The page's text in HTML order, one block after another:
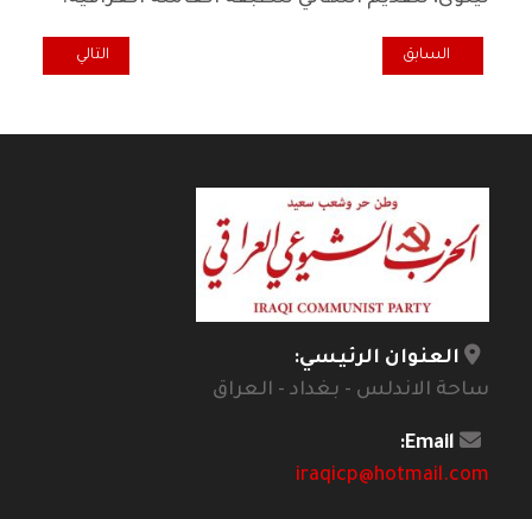
المقال السابق: أهالي سوق الشيوخ يتظاهرون مطالبين بتحسين واقع
السابق المقال التالي: إحصائية:100 ألف إيزيدي غادروا العراق وقرابة 3 آلاف
التالي
العنوان الرئيسي:
ساحة الاندلس - بغداد - العراق
Email:
iraqicp@hotmail.com